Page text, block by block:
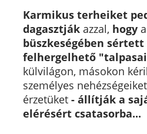
Karmikus terheiket
dagasztják azzal, hogy
büszkeségében sértett
felhergelhető
külvilágon, másokon
személyes
érzetüket - állítják a
elérésért csatasorba...